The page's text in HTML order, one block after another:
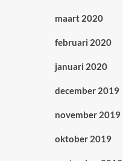
maart 2020
februari 2020
januari 2020
december 2019
november 2019
oktober 2019